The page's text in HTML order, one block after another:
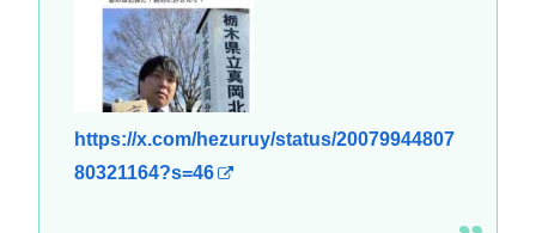
https://x.com/hezuruy/status/20079944807
80321164?s=46